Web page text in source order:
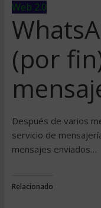
Web 2.0
(por
Después de varios
servicio de
mensajes enviados…
Relacionado